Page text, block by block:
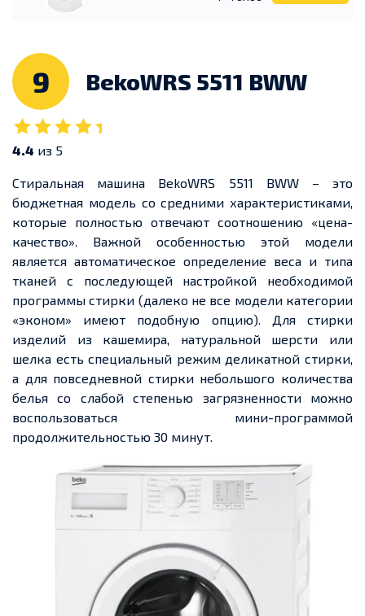
9 BekoWRS 5511 BWW
4.4 из 5
Стиральная машина BekoWRS 5511 BWW – это
бюджетная модель со средними характеристиками,
которые полностью отвечают соотношению «цена-
качество». Важной особенностью этой модели
является автоматическое определение веса и типа
тканей с последующей настройкой необходимой
программы стирки (далеко не все модели категории
«эконом» имеют подобную опцию). Для стирки
изделий из кашемира, натуральной шерсти или
шелка есть специальный режим деликатной стирки,
а для повседневной стирки небольшого количества
белья со слабой степенью загрязненности можно
воспользоваться мини-программой
продолжительностью 30 минут.